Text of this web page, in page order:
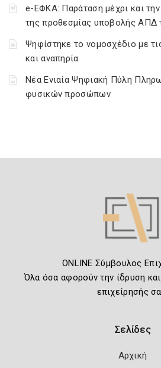
e-ΕΦΚΑ: Παράταση μέχρι και
της προθεσμίας υποβολής
Ψηφίστηκε το νομοσχέδιο με
και αναπηρία
Νέα Ενιαία Ψηφιακή Πύλη
φυσικών προσώπων
ONLINE Σύμβουλος
Όλα όσα αφορούν την ίδρυση και
επιχείρησής
Σελίδες
Αρχική